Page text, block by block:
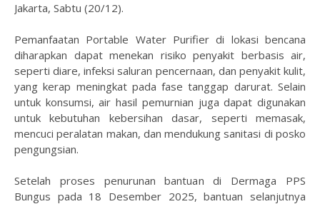
Jakarta, Sabtu (20/12).
Pemanfaatan Portable Water Purifier di lokasi bencana
diharapkan dapat menekan risiko penyakit berbasis air,
seperti diare, infeksi saluran pencernaan, dan penyakit kulit,
yang kerap meningkat pada fase tanggap darurat. Selain
untuk konsumsi, air hasil pemurnian juga dapat digunakan
untuk kebutuhan kebersihan dasar, seperti memasak,
mencuci peralatan makan, dan mendukung sanitasi di posko
pengungsian.
Setelah proses penurunan bantuan di Dermaga PPS
Bungus pada 18 Desember 2025, bantuan selanjutnya